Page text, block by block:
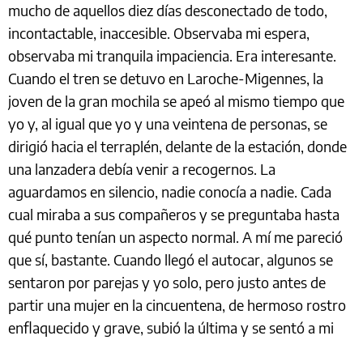
mucho de aquellos diez días desconectado de todo,
incontactable, inaccesible. Observaba mi espera,
observaba mi tranquila impaciencia. Era interesante.
Cuando el tren se detuvo en Laroche-Migennes, la
joven de la gran mochila se apeó al mismo tiempo que
yo y, al igual que yo y una veintena de personas, se
dirigió hacia el terraplén, delante de la estación, donde
una lanzadera debía venir a recogernos. La
aguardamos en silencio, nadie conocía a nadie. Cada
cual miraba a sus compañeros y se preguntaba hasta
qué punto tenían un aspecto normal. A mí me pareció
que sí, bastante. Cuando llegó el autocar, algunos se
sentaron por parejas y yo solo, pero justo antes de
partir una mujer en la cincuentena, de hermoso rostro
enflaquecido y grave, subió la última y se sentó a mi